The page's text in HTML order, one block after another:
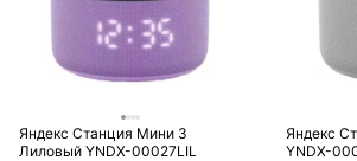
Яндекс Станция Мини 3
Лиловый YNDX-00027LIL
Яндекс
YNDX-